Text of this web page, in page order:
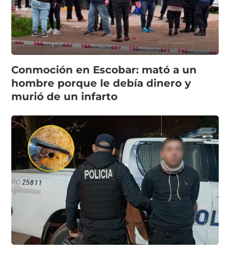
Conmoción en Escobar: mató a un
hombre porque le debía dinero y
murió de un infarto